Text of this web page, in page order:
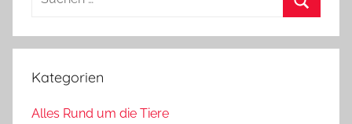
Kategorien
Alles Rund um die Tiere